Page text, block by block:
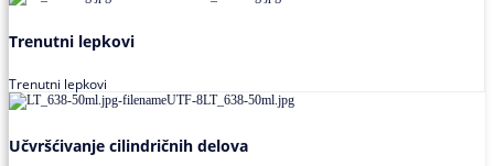
Trenutni lepkovi
Trenutni lepkovi
Učvršćivanje cilindričnih delova